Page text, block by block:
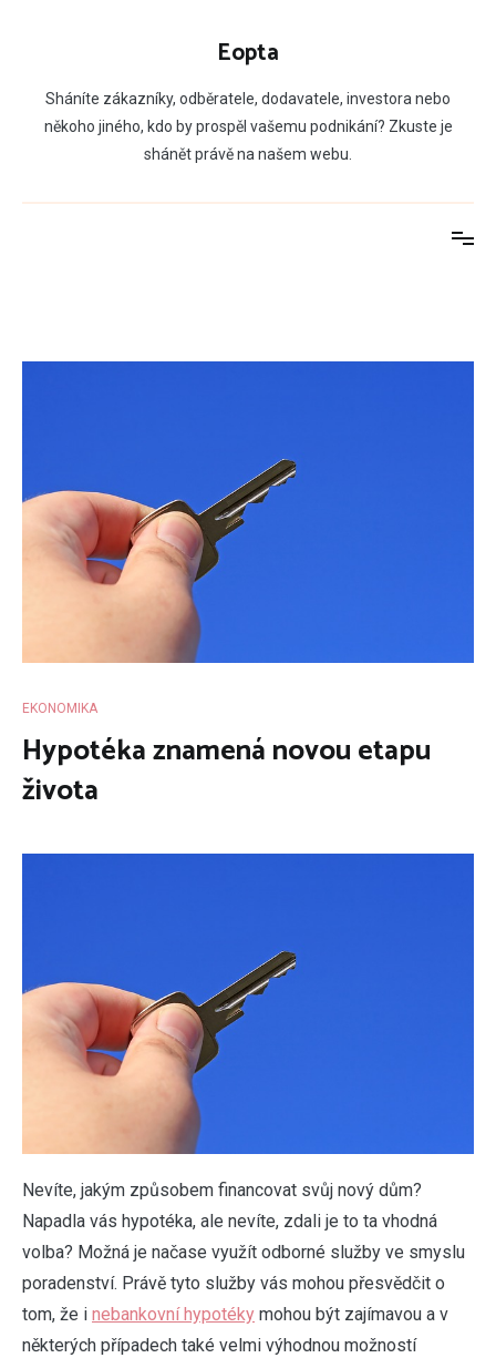
Eopta
Sháníte zákazníky, odběratele, dodavatele, investora nebo
někoho jiného, kdo by prospěl vašemu podnikání? Zkuste je
shánět právě na našem webu.
EKONOMIKA
Hypotéka znamená novou etapu
života
Nevíte, jakým způsobem financovat svůj nový dům?
Napadla vás hypotéka, ale nevíte, zdali je to ta vhodná
volba? Možná je načase využít odborné služby ve smyslu
poradenství. Právě tyto služby vás mohou přesvědčit o
tom, že i nebankovní hypotéky mohou být zajímavou a v
některých případech také velmi výhodnou možností